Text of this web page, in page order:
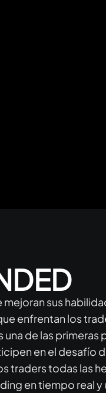
sus
enfrentan los
de las
en el desafío
traders todas las
en tiempo real